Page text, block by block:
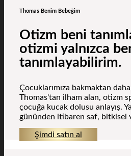
Thomas Benim Bebeğim
Otizm beni
otizmi yalnızca
tanımlayabilirim.
Çocuklarımıza bakmaktan
Thomas'tan ilham alan, otizm
çocuğa kucak dolusu anlayış.
gününden itibaren saf, bitkisel
Şimdi satın al